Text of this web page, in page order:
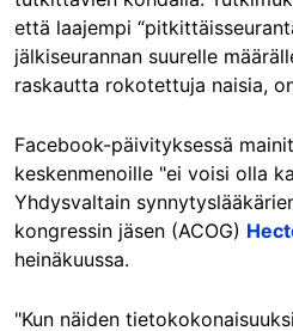
että laajempi
jälkiseurannan suurelle
raskautta rokotettuja naisia,
Facebook-päivityksessä
keskenmenoille "ei voisi olla
Yhdysvaltain
kongressin jäsen (ACOG)
heinäkuussa.
"Kun näiden